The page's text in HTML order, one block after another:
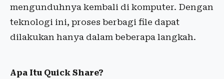
mengunduhnya kembali di komputer. Dengan
teknologi ini, proses berbagi file dapat
dilakukan hanya dalam beberapa langkah.
Apa Itu Quick Share?